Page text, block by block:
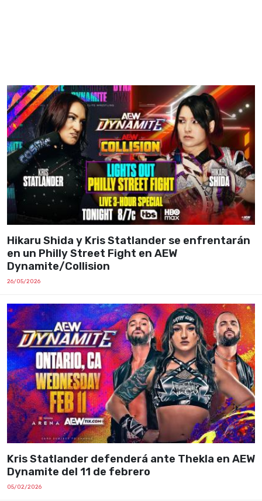
Hikaru Shida y Kris Statlander se enfrentarán
en un Philly Street Fight en AEW
Dynamite/Collision
26/05/2026
Kris Statlander defenderá ante Thekla en AEW
Dynamite del 11 de febrero
05/02/2026